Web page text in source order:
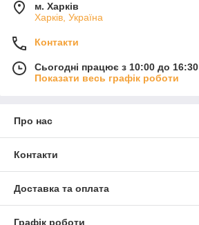
м. Харків
Харків, Україна
Контакти
Сьогодні працює з 10:00 до 16:30
Показати весь графік роботи
Про нас
Контакти
Доставка та оплата
Графік роботи